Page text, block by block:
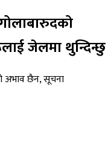
जेलमा थुन्दिन्छु